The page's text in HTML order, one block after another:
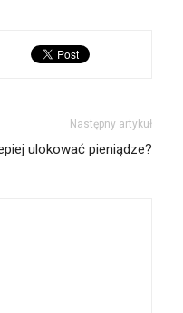
Następny artykuł
ulokować pieniądze?